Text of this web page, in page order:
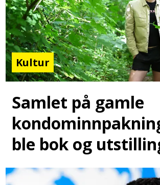
Kultur
Samlet på gamle
ble bok og